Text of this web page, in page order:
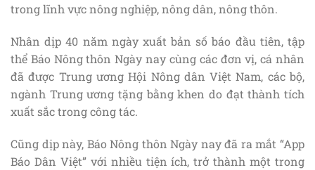
trong lĩnh vực nông nghiệp, nông dân, nông thôn.
Nhân dịp 40 năm ngày xuất bản số báo đầu tiên, tập
thể Báo Nông thôn Ngày nay cùng các đơn vị, cá nhân
đã được Trung ương Hội Nông dân Việt Nam, các bộ,
ngành Trung ương tặng bằng khen do đạt thành tích
xuất sắc trong công tác.
Cũng dịp này, Báo Nông thôn Ngày nay đã ra mắt “App
Báo Dân Việt” với nhiều tiện ích, trở thành một trong